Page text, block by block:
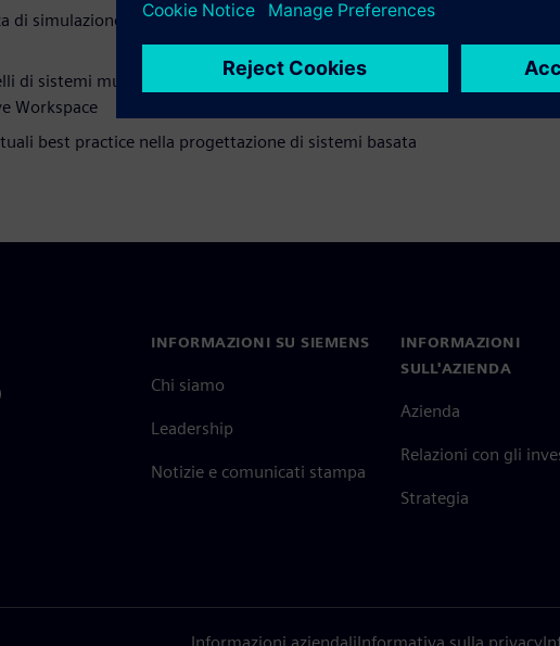
di simulazione e modellazione dell'architettura di
di sistemi multidominio utilizzando il modellatore di
Workspace
best practice nella progettazione di sistemi basata
INFORMAZIONI SU SIEMENS
Chi siamo
Leadership
Notizie e comunicati stampa
INFORMAZIONI
SULL'AZIENDA
Azienda
Relazioni con gli
Strategia